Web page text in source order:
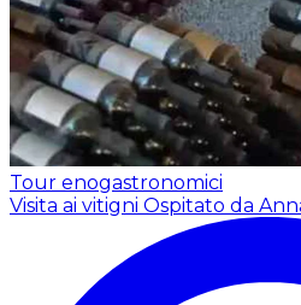
Tour enogastronomici
Visita ai vitigni Ospitato da